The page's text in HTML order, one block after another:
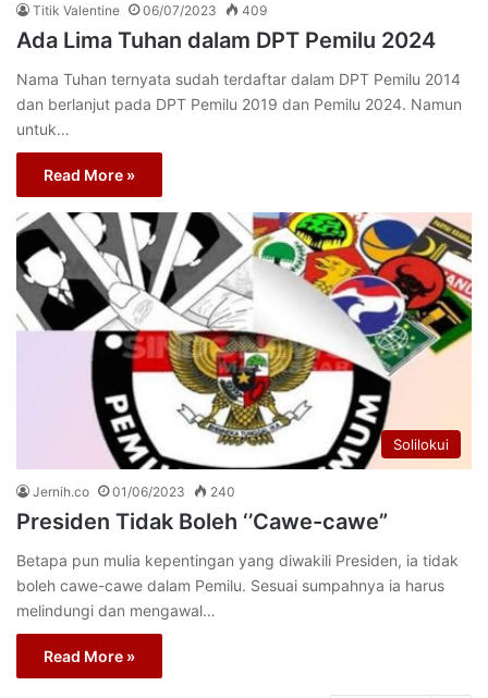
Titik Valentine 06/07/2023 409
Ada Lima Tuhan dalam DPT Pemilu 2024
Nama Tuhan ternyata sudah terdaftar dalam DPT Pemilu 2014
dan berlanjut pada DPT Pemilu 2019 dan Pemilu 2024. Namun
untuk…
Read More »
Solilokui
Jernih.co 01/06/2023 240
Presiden Tidak Boleh ‘’Cawe-cawe”
Betapa pun mulia kepentingan yang diwakili Presiden, ia tidak
boleh cawe-cawe dalam Pemilu. Sesuai sumpahnya ia harus
melindungi dan mengawal…
Read More »